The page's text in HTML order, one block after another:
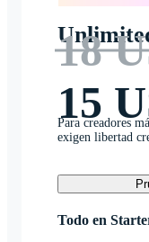
18
15
Para creadores
exigen libertad
Todo en